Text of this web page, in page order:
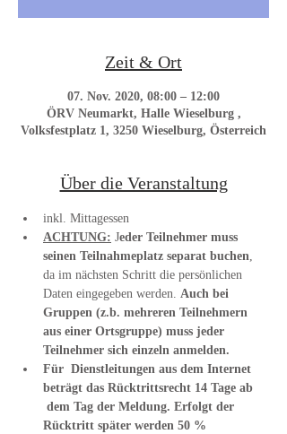
Zeit & Ort
07. Nov. 2020, 08:00 – 12:00
ÖRV Neumarkt, Halle Wieselburg ,
Volksfestplatz 1, 3250 Wieselburg, Österreich
Über die Veranstaltung
inkl. Mittagessen
ACHTUNG: Jeder Teilnehmer muss
seinen Teilnahmeplatz separat buchen,
da im nächsten Schritt die persönlichen
Daten eingegeben werden. Auch bei
Gruppen (z.b. mehreren Teilnehmern
aus einer Ortsgruppe) muss jeder
Teilnehmer sich einzeln anmelden.
Für  Dienstleitungen aus dem Internet
beträgt das Rücktrittsrecht 14 Tage ab
dem Tag der Meldung. Erfolgt der
Rücktritt später werden 50 %